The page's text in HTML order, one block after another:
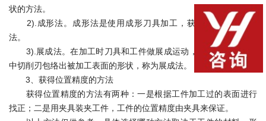
状的方法。
2).成形法。成形法是使用成形刀具加工，获得工件表面的方
法。
3).展成法。在加工时刀具和工件做展成运动，在展成运动过程
中切削刃包络出被加工表面的形状，称为展成法。
3、获得位置精度的方法
获得位置精度的方法有两种：一是根据工件加工过的表面进行
找正；二是用夹具装夹工件，工件的位置精度由夹具来保证。